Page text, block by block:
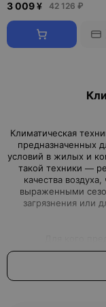
3 009 ¥ 42 126 ₽
Климатическая
предназначенных
условий в жилых и
такой техники —
качества
выраженными
Климатическая